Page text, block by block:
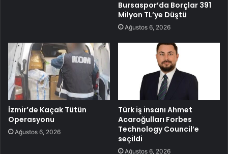
Bursaspor’da Borçlar 391
Milyon TL’ye Düştü
Ağustos 6, 2026
İzmir’de Kaçak Tütün
Operasyonu
Ağustos 6, 2026
Türk iş insanı Ahmet
Acaroğulları Forbes
Technology Council’e
seçildi
Ağustos 6, 2026